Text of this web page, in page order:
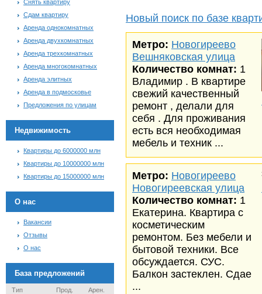
Снять квартиру
Сдам квартиру
Аренда однокомнатных
Аренда двухкомнатных
Аренда трехкомнатных
Аренда многокомнатных
Аренда элитных
Аренда в подмосковье
Предложения по улицам
Недвижимость
Квартиры до 6000000 млн
Квартиры до 10000000 млн
Квартиры до 15000000 млн
О нас
Вакансии
Отзывы
О нас
База предложений
Тип Прод.
Арен.
Новый поиск по базе
Метро: Новогиреево
Вешняковская улица
Количество комнат: 1
Владимир . В квартире
свежий качественный
ремонт , делали для
себя . Для проживания
есть вся необходимая
мебель и техник ...
Метро: Новогиреево
Новогиреевская улица
Количество комнат: 1
Екатерина. Квартира с
косметическим
ремонтом. Без мебели и
бытовой техники. Все
обсуждается. СУС.
Балкон застеклен. Сдае
...